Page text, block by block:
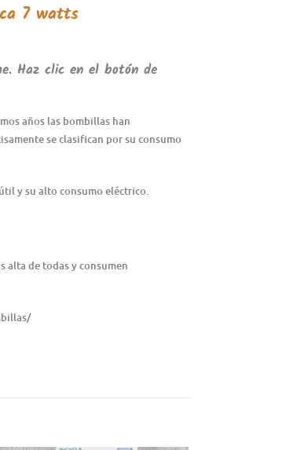
7 watts
Haz clic en el botón de
años las bombillas han
se clasifican por su consumo
y su alto consumo eléctrico.
alta de todas y consumen